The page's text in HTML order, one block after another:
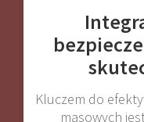
Kluczem do
masowych